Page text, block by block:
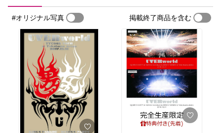
#オリジナル写真 掲載終了商品を含む